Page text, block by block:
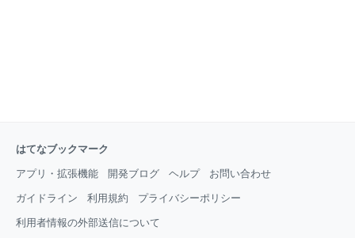
はてなブックマーク
アプリ・拡張機能 開発ブログ ヘルプ お問い合わせ
ガイドライン 利用規約 プライバシーポリシー
利用者情報の外部送信について